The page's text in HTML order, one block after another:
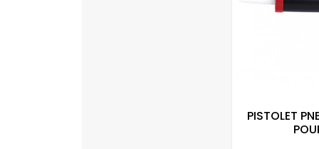
PISTOLET